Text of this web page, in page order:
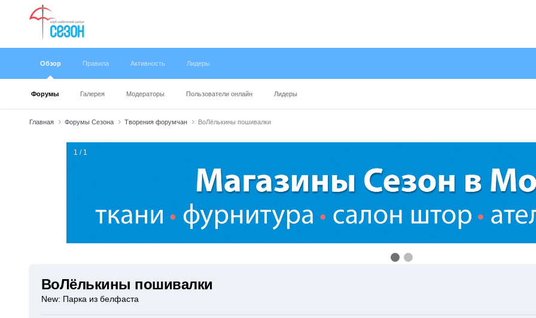
Обзор
Форумы Галерея Модераторы Пользователи онлайн Лидеры
Правила Активность Лидеры
Главная Форумы Сезона Творения форумчан ВоЛёлькины пошивалки
1 / 1
ВоЛёлькины пошивалки
New: Парка из белфаста